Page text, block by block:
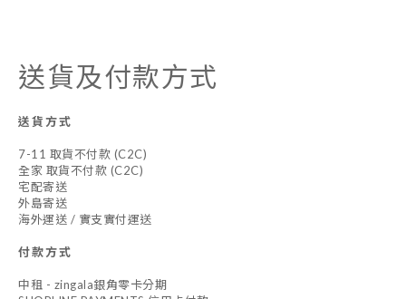
送貨及付款方式
送貨方式
7-11 取貨不付款 (C2C)
全家 取貨不付款 (C2C)
宅配寄送
外島寄送
海外運送 / 實支實付運送
付款方式
中租 - zingala銀角零卡分期